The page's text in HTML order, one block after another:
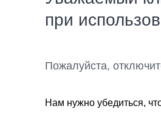
при
Пожалуйста,
Нам нужно убедиться,